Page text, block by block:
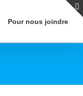
Pour nous joindre